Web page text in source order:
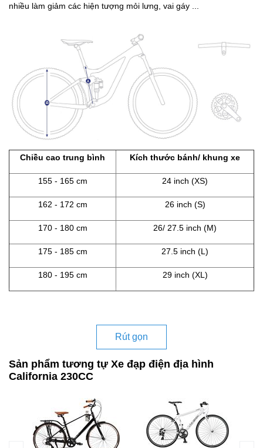
nhiều làm giảm các hiện tượng mỏi lưng, vai gáy ...
Chiều cao trung bình Kích thước bánh/ khung xe
155 - 165 cm 24 inch (XS)
162 - 172 cm 26 inch (S)
170 - 180 cm 26/ 27.5 inch (M)
175 - 185 cm 27.5 inch (L)
180 - 195 cm 29 inch (XL)
Rút gọn
Sản phẩm tương tự Xe đạp điện địa hình
California 230CC